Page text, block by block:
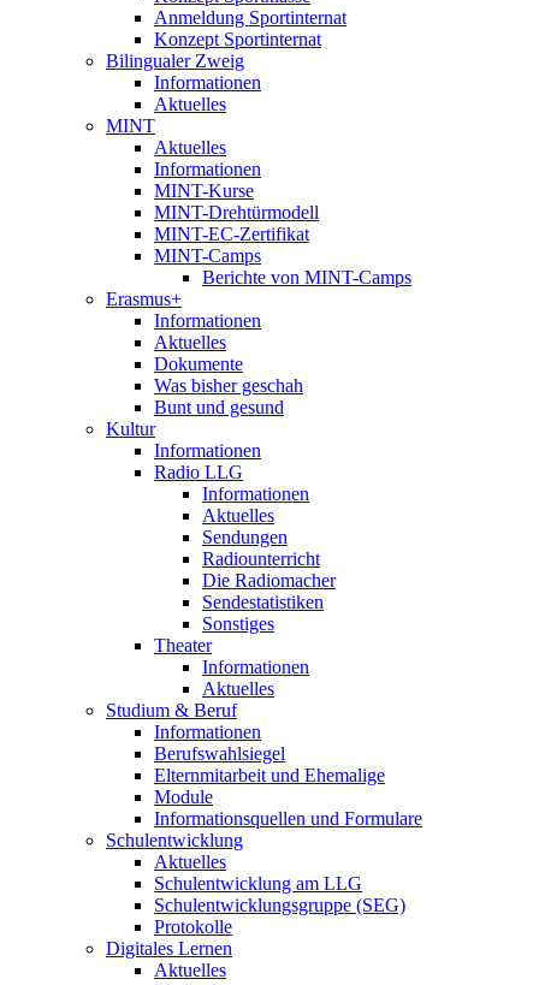
Anmeldung Sportinternat
Konzept Sportinternat
Bilingualer Zweig
Informationen
Aktuelles
MINT
Aktuelles
Informationen
MINT-Kurse
MINT-Drehtürmodell
MINT-EC-Zertifikat
MINT-Camps
Berichte von MINT-Camps
Erasmus+
Informationen
Aktuelles
Dokumente
Was bisher geschah
Bunt und gesund
Kultur
Informationen
Radio LLG
Informationen
Aktuelles
Sendungen
Radiounterricht
Die Radiomacher
Sendestatistiken
Sonstiges
Theater
Informationen
Aktuelles
Studium & Beruf
Informationen
Berufswahlsiegel
Elternmitarbeit und Ehemalige
Module
Informationsquellen und Formulare
Schulentwicklung
Aktuelles
Schulentwicklung am LLG
Schulentwicklungsgruppe (SEG)
Protokolle
Digitales Lernen
Aktuelles